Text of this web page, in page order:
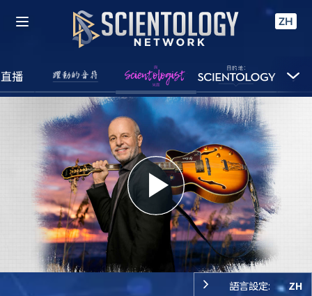
ZH
直播
Play
Video
語言設定: ZH